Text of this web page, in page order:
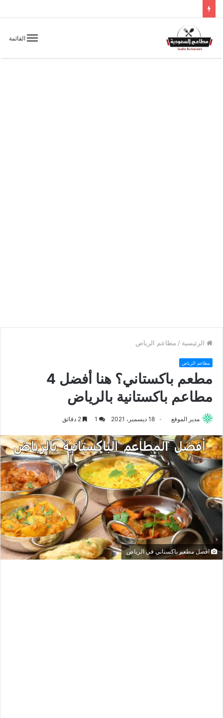
القائمة
الرئيسية / مطاعم الرياض
مطاعم الرياض
مطعم باكستاني؟ هنا أفضل 4
مطاعم باكستانية بالرياض
مدير الموقع 18 ديسمبر، 2021
افضل مطعم باكستاني في الرياض